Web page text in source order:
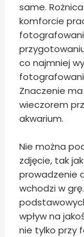
same.
komforcie
co najmniej
Znaczenie
wieczorem
akwarium.
Nie można
zdjęcie, tak
prowadzenie
wchodzi w
wpływ na
nie tylko przy